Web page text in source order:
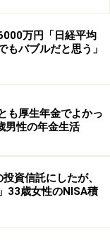
生活できるよう
を少しでも上げる
いいなと思う」
聞くと、「収支を
中でやりくりを
、生活を楽しん
になりすぎなけ
と」と教えてくれ
万円「日経平均
もバブルだと思う」
も厚生年金でよかっ
男性の年金生活
資信託にしたが、
33歳女性のNISA積